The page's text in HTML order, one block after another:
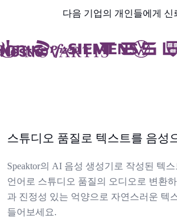
다음 기업의 개인들에게 신
스튜디오 품질로 텍스트를 음성
Speaktor의 AI 음성 생성기로 작성된 텍
언어로 스튜디오 품질의 오디오로 변환
과 진정성 있는 억양으로 자연스러운 텍
들어보세요.